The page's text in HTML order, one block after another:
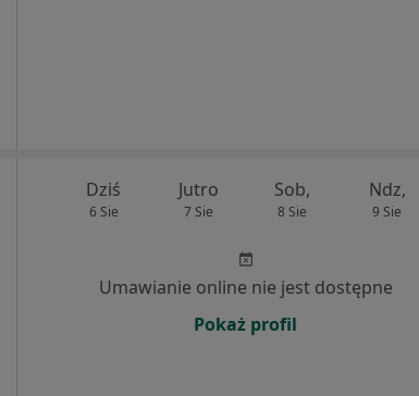
Dziś
6 Sie
Jutro
7 Sie
Sob,
8 Sie
Ndz,
9 Sie
Umawianie online nie jest dostępne
Pokaż profil